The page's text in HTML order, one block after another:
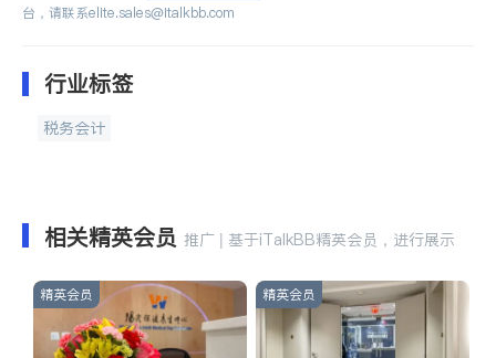
台，请联系elite.sales@italkbb.com
行业标签
税务会计
相关精英会员 推广 | 基于iTalkBB精英会员，进行展示
精英会员 精英会员